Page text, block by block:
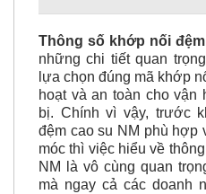
Thông số khớp nối đệm
những chi tiết quan
lựa chọn đúng mã khớp
hoạt và an toàn cho vận
bị. Chính vì vậy, trước
đệm cao su NM phù hợp
móc thì việc hiểu về
NM là vô cùng quan
mà ngay cả các doanh